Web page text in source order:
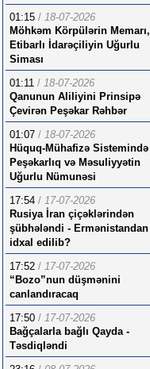
01:15 / 18-07-2026
Möhkəm Körpülərin Memarı,
Etibarlı İdarəçiliyin Uğurlu
Siması
01:11 / 18-07-2026
Qanunun Aliliyini Prinsipə
Çevirən Peşəkar Rəhbər
01:07 / 18-07-2026
Hüquq-Mühafizə Sistemində
Peşəkarlıq və Məsuliyyətin
Uğurlu Nümunəsi
17:54 / 17-07-2026
Rusiya İran çiçəklərindən
şübhələndi - Ermənistandan
idxal edilib?
17:52 / 17-07-2026
“Bozo”nun düşmənini
canlandıracaq
17:50 / 17-07-2026
Bağçalarla bağlı Qayda -
Təsdiqləndi